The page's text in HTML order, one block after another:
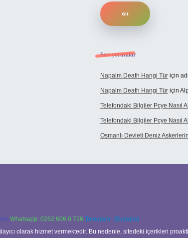
Son yorumlar
Napalm Death Hangi Türiçin
Napalm Death Hangi Türiçin
Telefondaki Bilgiler Pcye Nasıl
Telefondaki Bilgiler Pcye Nasıl
Osmanlı Devleti Deniz
Whatsapp: 0262 606 0 726 Telegram: @karabul
olarak hizmet vermektedir. Bu nedenle, sitedeki içerikleri